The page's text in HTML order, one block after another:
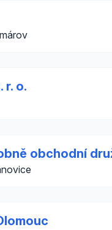
r. o.
obchodní